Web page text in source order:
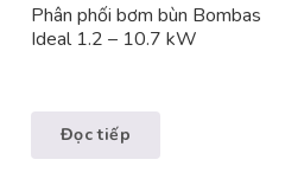
Phân phối bơm bùn Bombas
Ideal 1.2 – 10.7 kW
Đọc tiếp